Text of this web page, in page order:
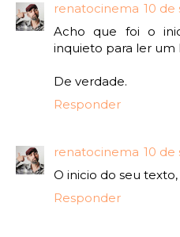
renatocinema 10 de
Acho que foi o
inquieto para ler um
De verdade.
Responder
renatocinema 10 de
O inicio do seu
Responder